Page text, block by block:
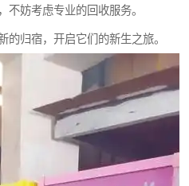
不妨考虑专业的回收服务。
归宿，开启它们的新生之旅。